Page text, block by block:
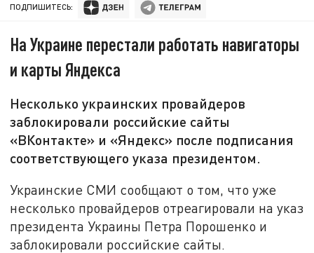
ПОДПИШИТЕСЬ:
На Украине перестали работать навигаторы
и карты Яндекса
Несколько украинских провайдеров
заблокировали российские сайты
«ВКонтакте» и «Яндекс» после подписания
соответствующего указа президентом.
Украинские СМИ сообщают о том, что уже
несколько провайдеров отреагировали на указ
президента Украины Петра Порошенко и
заблокировали российские сайты.